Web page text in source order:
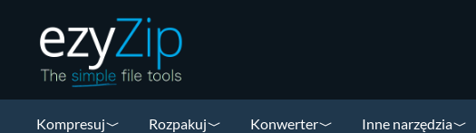
Kompresuj Rozpakuj Konwerter Inne narzędzia